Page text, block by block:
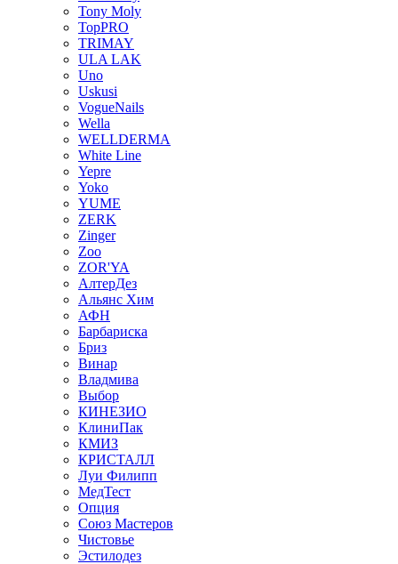
Tony Moly
TopPRO
TRIMAY
ULA LAK
Uno
Uskusi
VogueNails
Wella
WELLDERMA
White Line
Yepre
Yoko
YUME
ZERK
Zinger
Zoo
ZOR'YA
АлтерДез
Альянс Хим
АФН
Барбариска
Бриз
Винар
Владмива
Выбор
КИНЕЗИО
КлиниПак
КМИЗ
КРИСТАЛЛ
Луи Филипп
МедТест
Опция
Союз Мастеров
Чистовье
Эстилодез